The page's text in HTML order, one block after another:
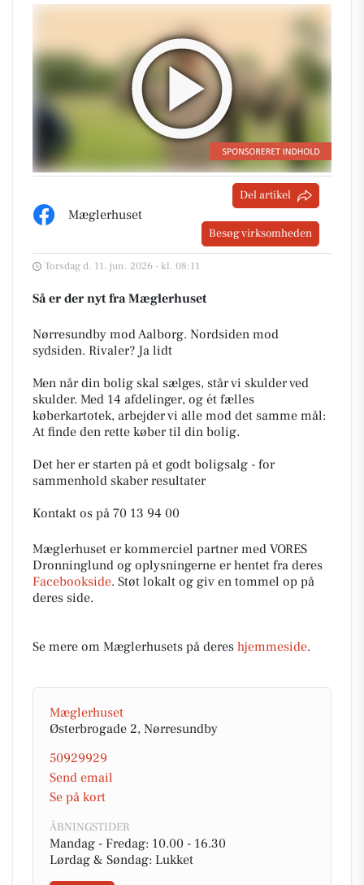
Mæglerhuset
Del artikel
Besøg virksomheden
Torsdag d. 11. jun. 2026 - kl. 08:11
Så er der nyt fra Mæglerhuset
Nørresundby mod Aalborg. Nordsiden mod
sydsiden. Rivaler? Ja lidt
Men når din bolig skal sælges, står vi skulder ved
skulder. Med 14 afdelinger, og ét fælles
køberkartotek, arbejder vi alle mod det samme mål:
At finde den rette køber til din bolig.
Det her er starten på et godt boligsalg - for
sammenhold skaber resultater
Kontakt os på 70 13 94 00
Mæglerhuset er kommerciel partner med VORES
Dronninglund og oplysningerne er hentet fra deres
Facebookside. Støt lokalt og giv en tommel op på
deres side.
Se mere om Mæglerhusets på deres hjemmeside.
Mæglerhuset
Østerbrogade 2, Nørresundby
50929929
Send email
Se på kort
ÅBNINGSTIDER
Mandag - Fredag: 10.00 - 16.30
Lørdag & Søndag: Lukket